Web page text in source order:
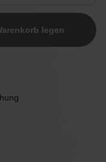
legen